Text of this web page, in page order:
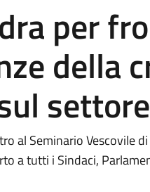
per
della
al Seminario Vescovile
a tutti i Sindaci,